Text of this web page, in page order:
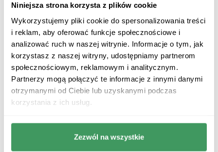
Niniejsza strona korzysta z plików cookie
Wykorzystujemy pliki cookie do spersonalizowania treści
i reklam, aby oferować funkcje społecznościowe i
analizować ruch w naszej witrynie. Informacje o tym, jak
korzystasz z naszej witryny, udostępniamy partnerom
społecznościowym, reklamowym i analitycznym.
Partnerzy mogą połączyć te informacje z innymi danymi
otrzymanymi od Ciebie lub uzyskanymi podczas
korzystania z ich usług.
Zezwól na wszystkie
Ta wersja włoskiego placka z dodatkiem kiełbasy i
ogórka konserwowego nawiązuje do tradycyjnych,
polskich przyzwyczajeń kulinarnych, które są bliskie
sercom wielu osób. Oprócz tego wciąż pojawiają się
nowe warianty. Przykładem jestpizza hawajska ze
słodkim ananasem. Umieszczenie słodkiego owocu na
pizzy wywołuje skrajne emocje. Jedni się nią
zachwycają, inni wolą tradycyjne smaki.
Pizza z mięsem
pierwszy wybór miłośników wyrazistych i sycących,
mięsnych smaków, którzy lubią dania z charakterem.
Najbardziej lubiane wśród Polaków są m.in.: